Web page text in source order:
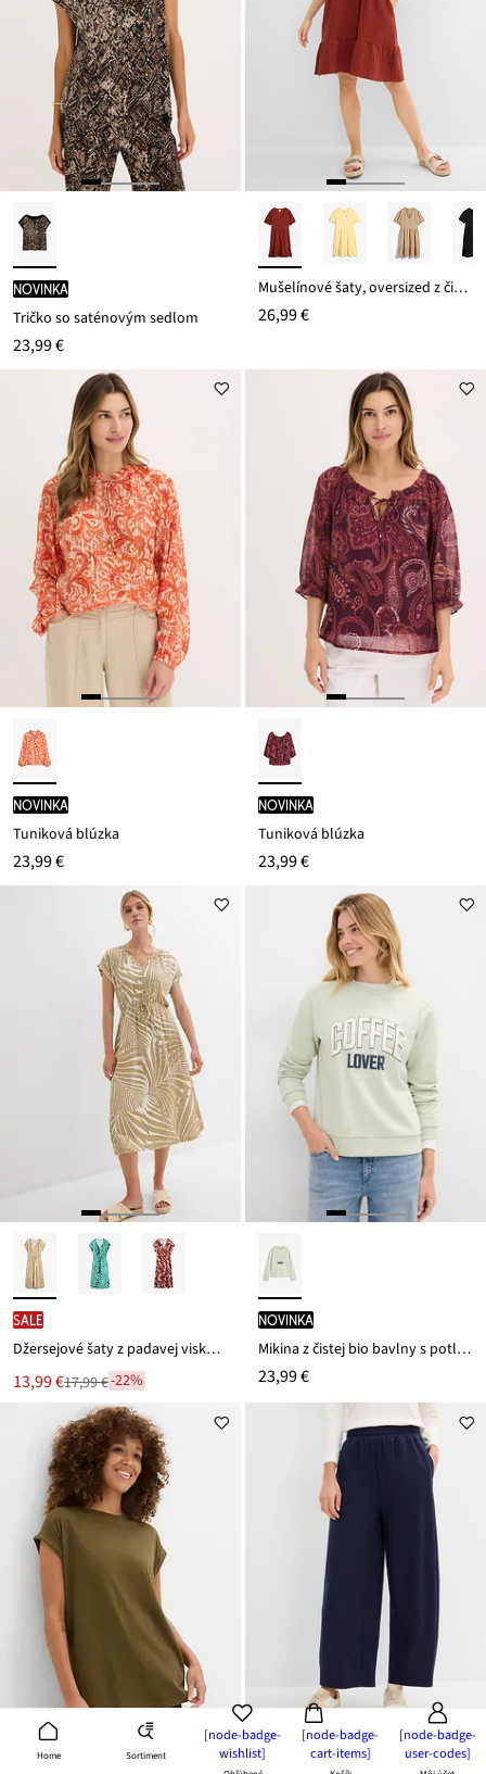
Home Sortiment
[node-badge-
wishlist]
[node-badge-
cart-items]
[node-badge-
user-codes]
novinka
Tričko so saténovým sedlom
23,99 €
Mušelínové šaty, oversized z čistej bavlny
26,99 €
novinka
Tuniková blúzka
23,99 €
novinka
Tuniková blúzka
23,99 €
SALE
Džersejové šaty z padavej viskózy
Nová
cena
13,99 €
Zľava
17,99 €
17,99 €-22%
novinka
Mikina z čistej bio bavlny s potlačou
23,99 €